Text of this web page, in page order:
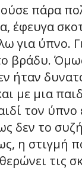
πάρα
έφευγα
ύπνο.
βράδυ.
ήταν
με μια
τον ύπνο
δεν το
η στιγμή
τις